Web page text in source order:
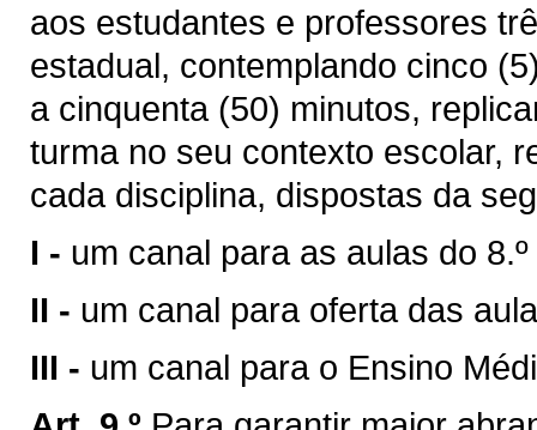
aos estudantes e professores
estadual, contemplando cinco
a cinquenta (50) minutos,
turma no seu contexto escolar,
cada disciplina, dispostas da
I - um canal para as aulas do
II - um canal para oferta das
III - um canal para o Ensino